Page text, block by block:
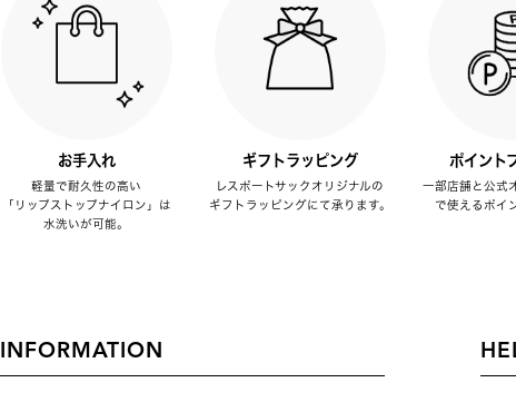
お手入れ
軽量で耐久性の高い
「リップストップナイロン」は
水洗いが可能。
ギフトラッピング
レスポートサックオリジナルの
ギフトラッピングにて承ります。
ポイント
一部店舗と公式
で使えるポイ
INFORMATION